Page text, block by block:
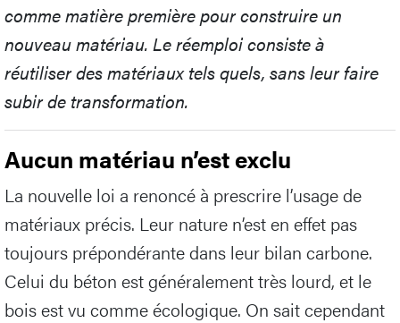
comme matière première pour construire un
nouveau matériau. Le réemploi consiste à
réutiliser des matériaux tels quels, sans leur faire
subir de transformation.
Aucun matériau n’est exclu
La nouvelle loi a renoncé à prescrire l’usage de
matériaux précis. Leur nature n’est en effet pas
toujours prépondérante dans leur bilan carbone.
Celui du béton est généralement très lourd, et le
bois est vu comme écologique. On sait cependant